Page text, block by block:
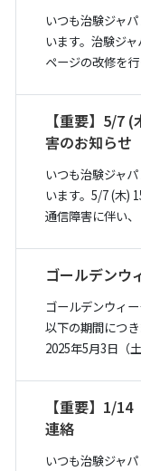
いつも治験ジャ
います。治験ジ
ページの改修を
【重要】5/7
害のお知らせ
いつも治験ジャ
います。5/7 (木)
通信障害に伴い
ゴールデンウ
ゴールデンウィ
以下の期間につ
2025年5月3日（
【重要】1/
連絡
いつも治験ジャ